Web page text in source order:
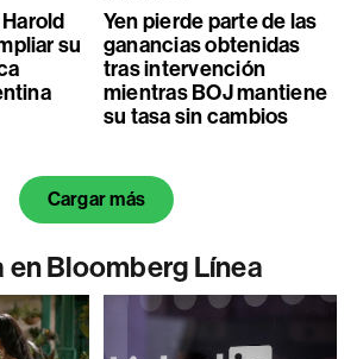
su
Yen pierde parte de las
ganancias obtenidas
tras intervención
mientras BOJ mantiene
su tasa sin cambios
Cargar más
en Bloomberg Línea